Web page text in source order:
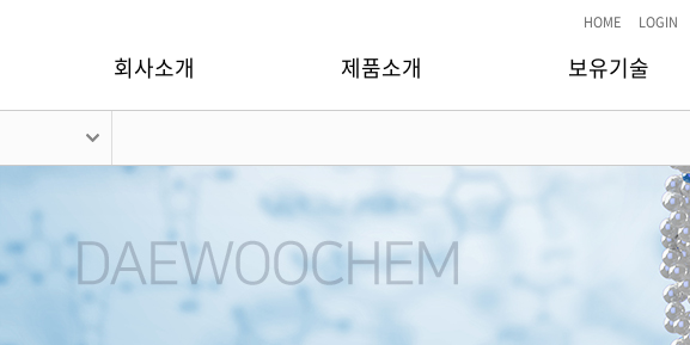
HOME LOGIN
회사소개 제품소개 보유기술